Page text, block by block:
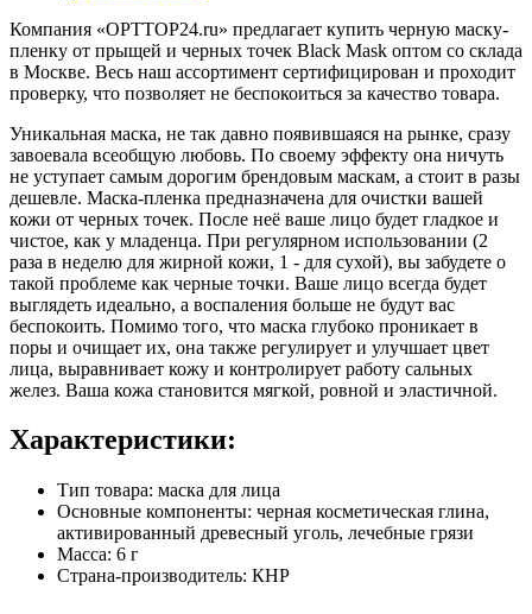
Компания «OPTTOP24.ru» предлагает купить черную маску-
пленку от прыщей и черных точек Black Mask оптом со склада
в Москве. Весь наш ассортимент сертифицирован и проходит
проверку, что позволяет не беспокоиться за качество товара.
Уникальная маска, не так давно появившаяся на рынке, сразу
завоевала всеобщую любовь. По своему эффекту она ничуть
не уступает самым дорогим брендовым маскам, а стоит в разы
дешевле. Маска-пленка предназначена для очистки вашей
кожи от черных точек. После неё ваше лицо будет гладкое и
чистое, как у младенца. При регулярном использовании (2
раза в неделю для жирной кожи, 1 - для сухой), вы забудете о
такой проблеме как черные точки. Ваше лицо всегда будет
выглядеть идеально, а воспаления больше не будут вас
беспокоить. Помимо того, что маска глубоко проникает в
поры и очищает их, она также регулирует и улучшает цвет
лица, выравнивает кожу и контролирует работу сальных
желез. Ваша кожа становится мягкой, ровной и эластичной.
Характеристики:
Тип товара: маска для лица
Основные компоненты: черная косметическая глина,
активированный древесный уголь, лечебные грязи
Масса: 6 г
Страна-производитель: КНР